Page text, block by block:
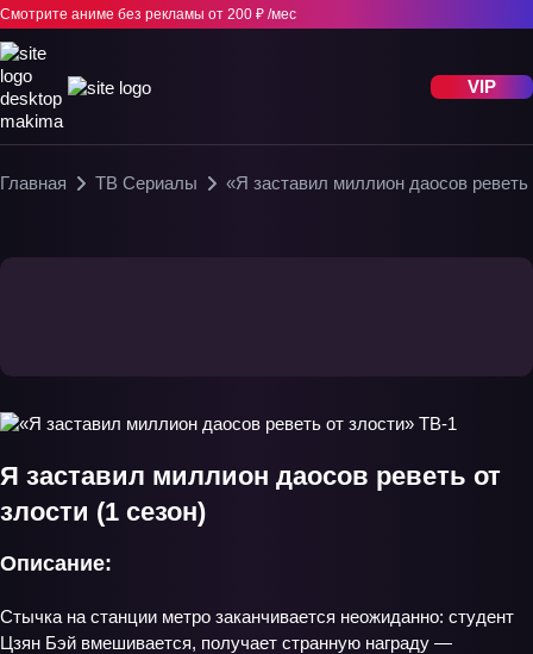
Смотрите аниме без рекламы от 200 ₽ /мес
VIP
Главная ТВ Сериалы «Я заставил миллион даосов
Я заставил миллион даосов реветь от
злости (1 сезон)
Описание:
Стычка на станции метро заканчивается неожиданно: студент
Цзян Бэй вмешивается, получает странную награду —